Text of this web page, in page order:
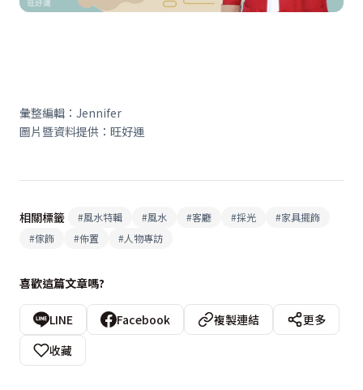
彙整編輯：Jennifer
圖片暨資料提供：旺好運
相關標籤 #風水特輯 #風水 #客廳 #採光 #家具擺飾
#傢飾 #佈置 #人物專訪
喜歡這篇文章嗎?
LINE Facebook 複製連結
更多
收藏